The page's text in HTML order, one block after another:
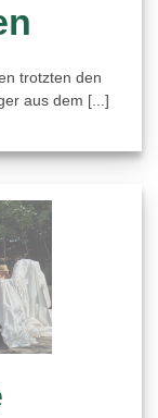
trotzten den
aus dem [...]